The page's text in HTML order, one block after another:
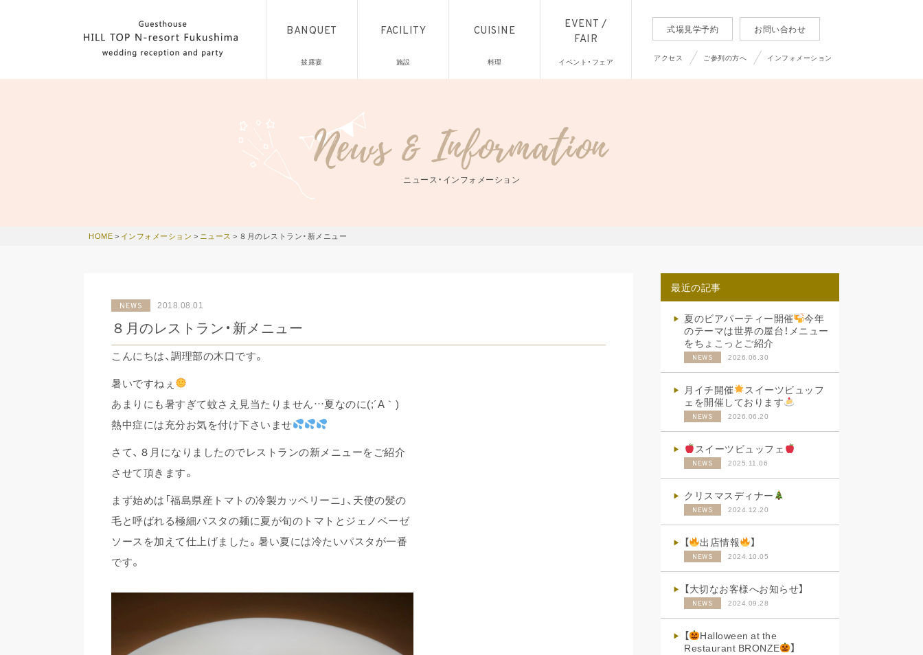
BANQUET
披露宴
FACILITY
施設
CUISINE
料理
EVENT /
FAIR
イベント・フェア
式場見学予約 お問い合わせ
アクセス ご参列の方へ インフォメーション
ニュース・インフォメーション
HOME> インフォメーション > ニュース > ８月のレストラン・新メニュー
NEWS 2018.08.01
８月のレストラン・新メニュー
こんにちは、調理部の木口です。
暑いですねぇ
あまりにも暑すぎて蚊さえ見当たりません…夏なのに(;´A｀)
熱中症には充分お気を付け下さいませ
さて、８月になりましたのでレストランの新メニューをご紹介
させて頂きます。
まず始めは「福島県産トマトの冷製カッペリーニ」、天使の髪の
毛と呼ばれる極細パスタの麺に夏が旬のトマトとジェノベーゼ
ソースを加えて仕上げました。暑い夏には冷たいパスタが一番
です。
最近の記事
夏のビアパーティー開催
今年
のテーマは世界の屋台！メニュー
をちょこっとご紹介
NEWS 2026.06.30
月イチ開催
スイーツビュッフ
ェを開催しております
NEWS 2026.06.20
スイーツビュッフェ
NEWS 2025.11.06
クリスマスディナー
NEWS 2024.12.20
【 出店情報 】
NEWS 2024.10.05
【大切なお客様へお知らせ】
NEWS 2024.09.28
【
Halloween at the
Restaurant BRONZE
】